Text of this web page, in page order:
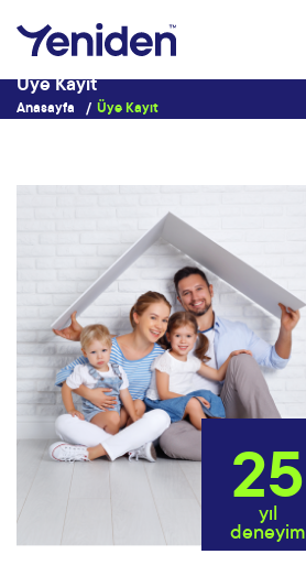
Üye Kayıt
Anasayfa Üye Kayıt
25
yıl
deneyim